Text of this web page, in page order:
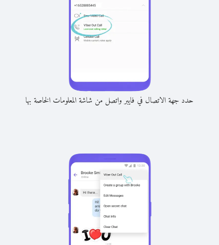
حدد جهة الاتصال في فايبر واتصل من شاشة المعلومات الخاصة بها